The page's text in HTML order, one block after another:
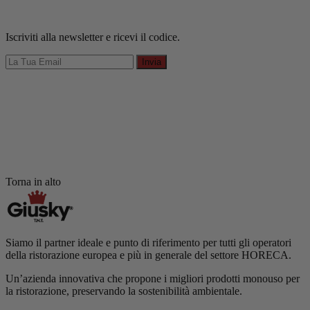
Iscriviti alla newsletter e ricevi il codice.
Invia
Torna in alto
Siamo il partner ideale e punto di riferimento per tutti gli operatori
della ristorazione europea e più in generale del settore HORECA.
Un’azienda innovativa che propone i migliori prodotti monouso per
la ristorazione, preservando la sostenibilità ambientale.